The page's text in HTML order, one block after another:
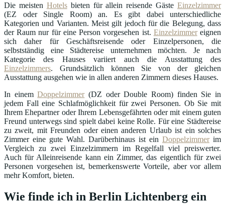
Die meisten Hotelsbieten für allein reisende Gäste Einzelzimmer
(EZ oder Single Room) an. Es gibt dabei unterschiedliche
Kategorien und Varianten. Meist gilt jedoch für die Belegung, dass
der Raum nur für eine Person vorgesehen ist. Einzelzimmereignen
sich daher für Geschäftsreisende oder Einzelpersonen, die
selbstständig eine Städtereise unternehmen möchten. Je nach
Kategorie des Hauses variiert auch die Ausstattung des
Einzelzimmers. Grundsätzlich können Sie von der gleichen
Ausstattung ausgehen wie in allen anderen Zimmern dieses Hauses.
In einemDoppelzimmer(DZ oder Double Room) finden Sie in
jedem Fall eine Schlafmöglichkeit für zwei Personen. Ob Sie mit
Ihrem Ehepartner oder Ihrem Lebensgefährten oder mit einem guten
Freund unterwegs sind spielt dabei keine Rolle. Für eine Städtereise
zu zweit, mit Freunden oder einen anderen Urlaub ist ein solches
Zimmer eine gute Wahl. Darüberhinaus ist ein Doppelzimmerim
Vergleich zu zwei Einzelzimmern im Regelfall viel preiswerter.
Auch für Alleinreisende kann ein Zimmer, das eigentlich für zwei
Personen vorgesehen ist, bemerkenswerte Vorteile, aber vor allem
mehr Komfort, bieten.
Wie finde ich in Berlin Lichtenberg ein